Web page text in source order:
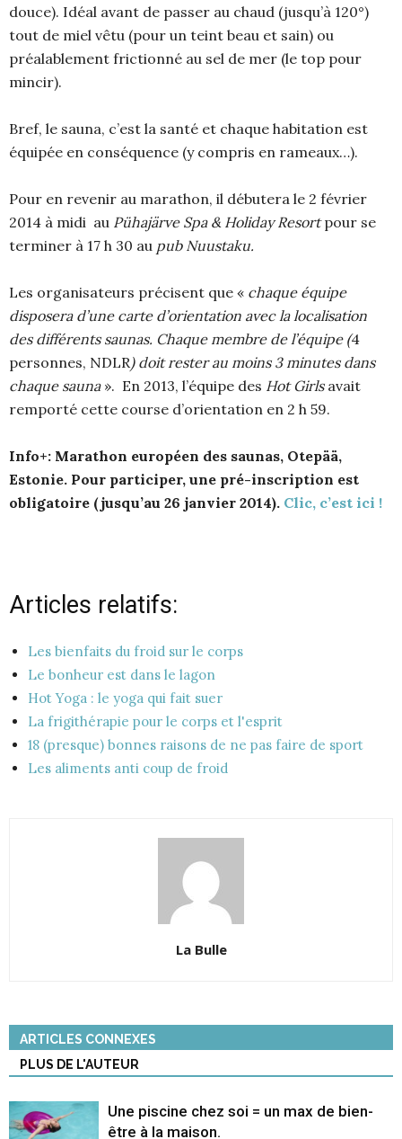
douce). Idéal avant de passer au chaud (jusqu’à 120°)
tout de miel vêtu (pour un teint beau et sain) ou
préalablement frictionné au sel de mer (le top pour
mincir).
Bref, le sauna, c’est la santé et chaque habitation est
équipée en conséquence (y compris en rameaux…).
Pour en revenir au marathon, il débutera le 2 février
2014 à midi au Pühajärve Spa & Holiday Resortpour se
terminer à 17 h 30 au pub Nuustaku.
Les organisateurs précisent que « chaque équipe
disposera d’une carte d’orientation avec la localisation
des différents saunas. Chaque membre de l’équipe (4
personnes, NDLR) doit rester au moins 3 minutes dans
chaque sauna». En 2013, l’équipe des Hot Girlsavait
remporté cette course d’orientation en 2 h 59.
Info+: Marathon européen des saunas, Otepää,
Estonie. Pour participer, une pré-inscription est
obligatoire (jusqu’au 26 janvier 2014). Clic, c’est ici !
Articles relatifs:
Les bienfaits du froid sur le corps
Le bonheur est dans le lagon
Hot Yoga : le yoga qui fait suer
La frigithérapie pour le corps et l'esprit
18 (presque) bonnes raisons de ne pas faire de sport
Les aliments anti coup de froid
La Bulle
ARTICLES CONNEXES
PLUS DE L'AUTEUR
Une piscine chez soi = un max de bien-
être à la maison.